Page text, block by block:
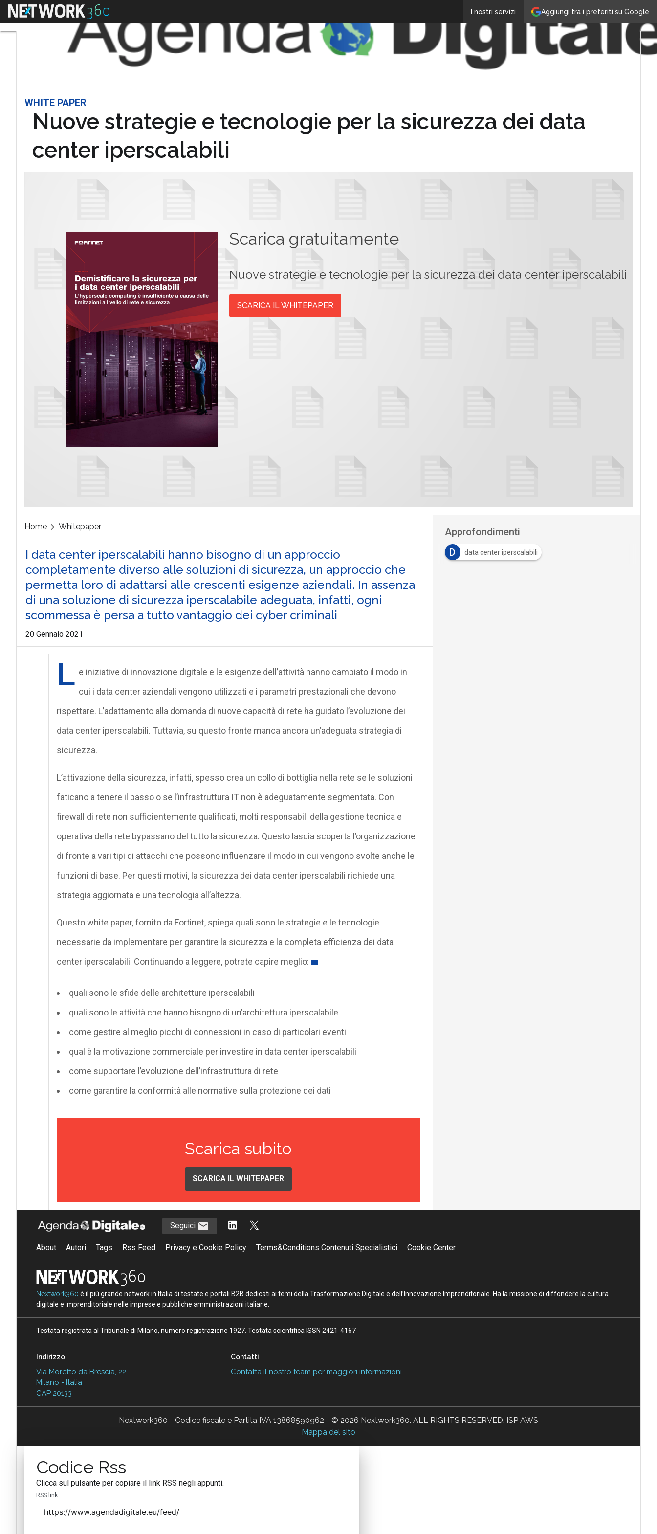
Aggiungi tra i preferiti su Google
I nostri servizi
Menu
WHITE PAPER
Nuove strategie e tecnologie per la sicurezza dei data
center iperscalabili
Scarica gratuitamente
Nuove strategie e tecnologie per la sicurezza dei data center iperscalabili
SCARICA IL WHITEPAPER
Home Whitepaper
I data center iperscalabili hanno bisogno di un approccio
completamente diverso alle soluzioni di sicurezza, un approccio che
permetta loro di adattarsi alle crescenti esigenze aziendali. In assenza
di una soluzione di sicurezza iperscalabile adeguata, infatti, ogni
scommessa è persa a tutto vantaggio dei cyber criminali
20 Gennaio 2021
L e iniziative di innovazione digitale e le esigenze dell’attività hanno cambiato il modo in
cui i data center aziendali vengono utilizzati e i parametri prestazionali che devono
rispettare. L’adattamento alla domanda di nuove capacità di rete ha guidato l’evoluzione dei
data center iperscalabili. Tuttavia, su questo fronte manca ancora un’adeguata strategia di
sicurezza.
L’attivazione della sicurezza, infatti, spesso crea un collo di bottiglia nella rete se le soluzioni
faticano a tenere il passo o se l’infrastruttura IT non è adeguatamente segmentata. Con
firewall di rete non sufficientemente qualificati, molti responsabili della gestione tecnica e
operativa della rete bypassano del tutto la sicurezza. Questo lascia scoperta l’organizzazione
di fronte a vari tipi di attacchi che possono influenzare il modo in cui vengono svolte anche le
funzioni di base. Per questi motivi, la sicurezza dei data center iperscalabili richiede una
strategia aggiornata e una tecnologia all’altezza.
Questo white paper, fornito da Fortinet, spiega quali sono le strategie e le tecnologie
necessarie da implementare per garantire la sicurezza e la completa efficienza dei data
center iperscalabili. Continuando a leggere, potrete capire meglio:
quali sono le sfide delle architetture iperscalabili
quali sono le attività che hanno bisogno di un’architettura iperscalabile
come gestire al meglio picchi di connessioni in caso di particolari eventi
qual è la motivazione commerciale per investire in data center iperscalabili
come supportare l’evoluzione dell’infrastruttura di rete
come garantire la conformità alle normative sulla protezione dei dati
Scarica subito
SCARICA IL WHITEPAPER
Approfondimenti
D
data center iperscalabili
Seguici
About Autori Tags Rss Feed Privacy e Cookie Policy Terms&Conditions Contenuti Specialistici Cookie Center
Nextwork360 è il più grande network in Italia di testate e portali B2B dedicati ai temi della Trasformazione Digitale e dell’Innovazione Imprenditoriale. Ha la missione di diffondere la cultura
digitale e imprenditoriale nelle imprese e pubbliche amministrazioni italiane.
Testata registrata al Tribunale di Milano, numero registrazione 1927. Testata scientifica ISSN 2421-4167
Indirizzo
Via Moretto da Brescia, 22
Milano - Italia
CAP 20133
Contatti
Contatta il nostro team per maggiori informazioni
Nextwork360 - Codice fiscale e Partita IVA 13868590962 - © 2026 Nextwork360. ALL RIGHTS RESERVED. ISP AWS
Mappa del sito
Codice Rss
Clicca sul pulsante per copiare il link RSS negli appunti.
RSS link